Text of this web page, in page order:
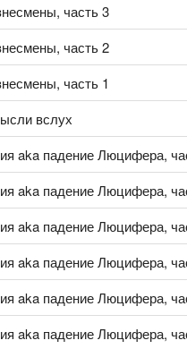
часть 3
часть 2
часть 1
вслух
aka падение Люцифера,
aka падение Люцифера,
aka падение Люцифера,
aka падение Люцифера,
aka падение Люцифера,
aka падение Люцифера,